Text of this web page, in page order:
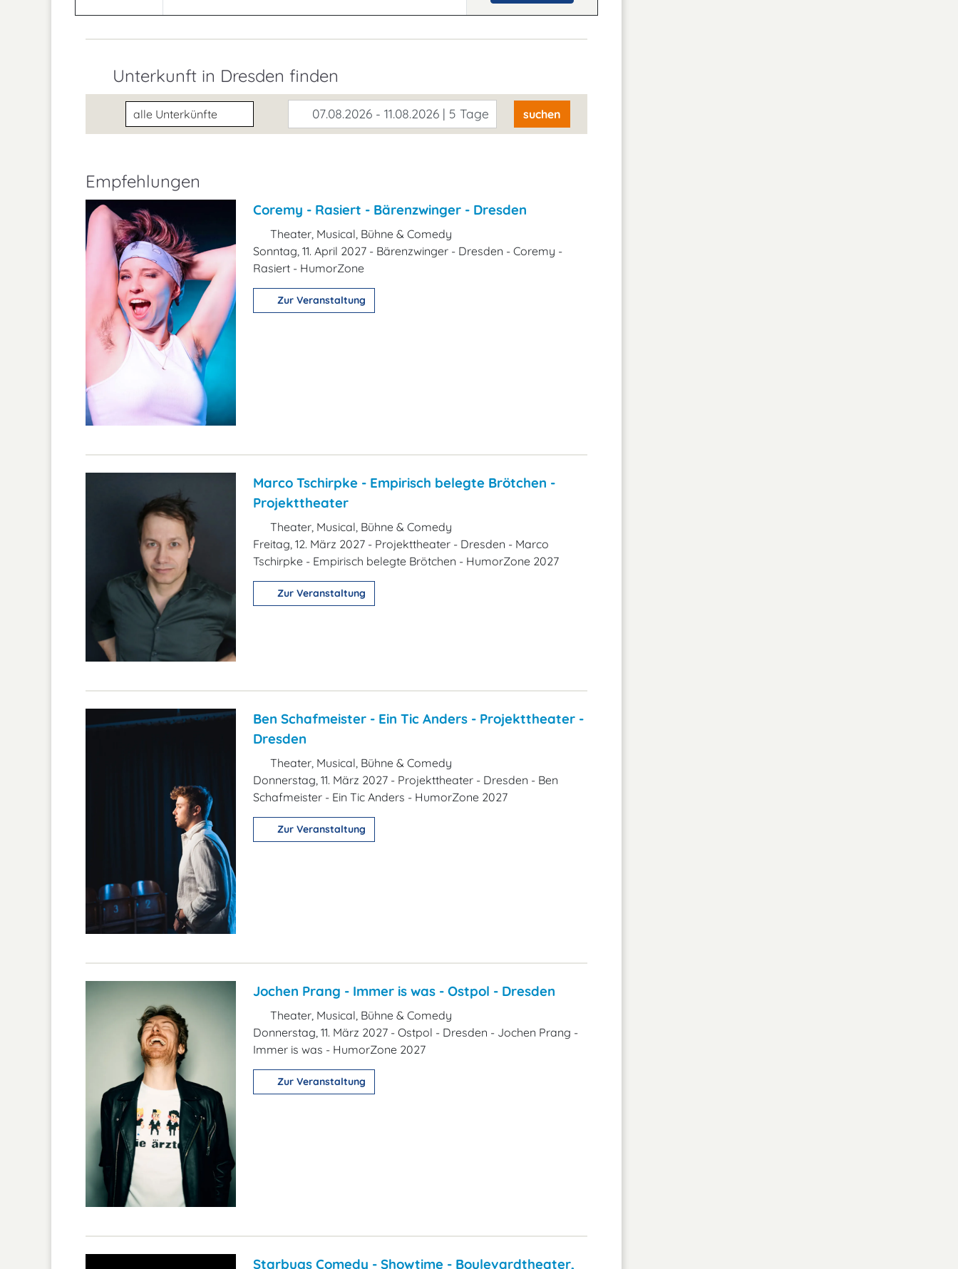
Unterkunft in Dresden finden
Unterkunftsart 07.08.2026 - 11.08.2026 | 5 Tage suchen
Empfehlungen
Coremy - Rasiert - Bärenzwinger - Dresden
Theater, Musical, Bühne & Comedy
Sonntag, 11. April 2027 - Bärenzwinger - Dresden - Coremy -
Rasiert - HumorZone
Zur Veranstaltung
Marco Tschirpke - Empirisch belegte Brötchen -
Projekttheater
Theater, Musical, Bühne & Comedy
Freitag, 12. März 2027 - Projekttheater - Dresden - Marco
Tschirpke - Empirisch belegte Brötchen - HumorZone 2027
Zur Veranstaltung
Ben Schafmeister - Ein Tic Anders - Projekttheater -
Dresden
Theater, Musical, Bühne & Comedy
Donnerstag, 11. März 2027 - Projekttheater - Dresden - Ben
Schafmeister - Ein Tic Anders - HumorZone 2027
Zur Veranstaltung
Jochen Prang - Immer is was - Ostpol - Dresden
Theater, Musical, Bühne & Comedy
Donnerstag, 11. März 2027 - Ostpol - Dresden - Jochen Prang -
Immer is was - HumorZone 2027
Zur Veranstaltung
Starbugs Comedy - Showtime - Boulevardtheater,